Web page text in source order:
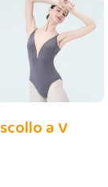
a V